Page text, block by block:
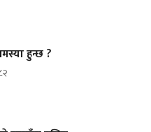
हुन्छ ?